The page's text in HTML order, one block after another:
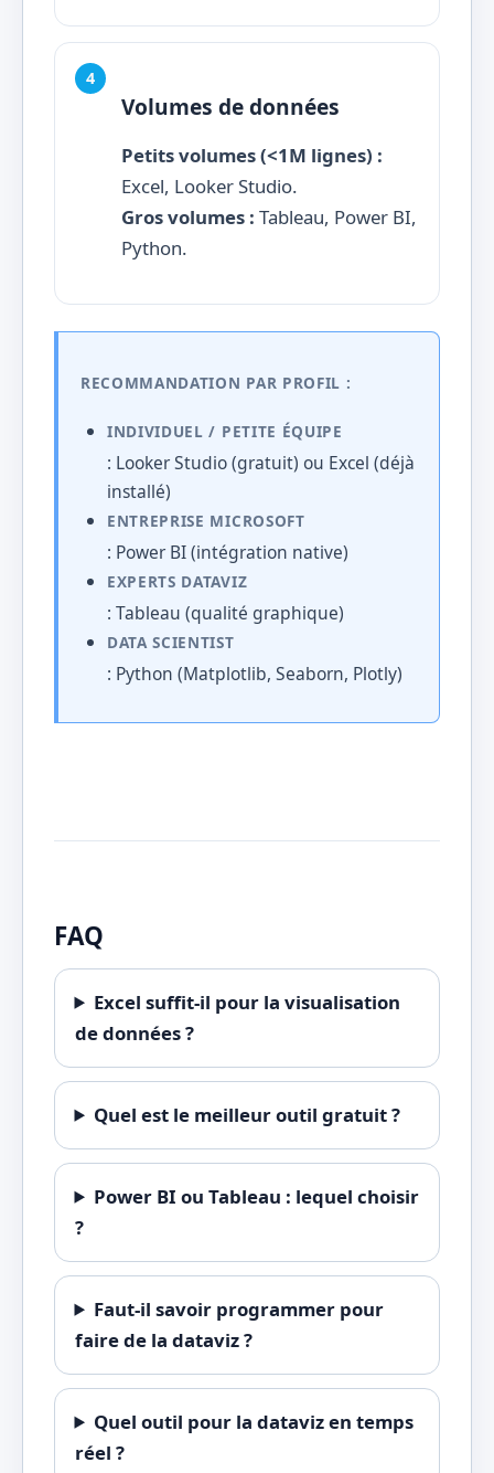
Volumes de données
Petits volumes (<1M lignes) :
Excel, Looker Studio.
Gros volumes : Tableau, Power BI,
Python.
RECOMMANDATION PAR PROFIL :
INDIVIDUEL / PETITE ÉQUIPE
: Looker Studio (gratuit) ou Excel (déjà
installé)
ENTREPRISE MICROSOFT
: Power BI (intégration native)
EXPERTS DATAVIZ
: Tableau (qualité graphique)
DATA SCIENTIST
: Python (Matplotlib, Seaborn, Plotly)
FAQ
Excel suffit-il pour la visualisation
de données ?
Quel est le meilleur outil gratuit ?
Power BI ou Tableau : lequel choisir
?
Faut-il savoir programmer pour
faire de la dataviz ?
Quel outil pour la dataviz en temps
réel ?